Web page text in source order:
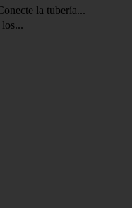
la tubería...